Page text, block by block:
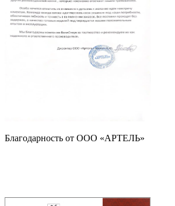
Благодарность от ООО «АРТЕЛЬ»